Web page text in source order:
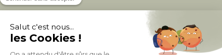
À PROPOS DE MILIBOO